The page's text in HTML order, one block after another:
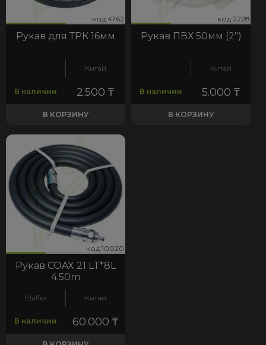
код:4762 код:4762
Рукав для ТРК 16мм
Китай
В наличии 2.500₸
В КОРЗИНУ
код:2228 код:2228
Рукав ПВХ 50мм (2")
Китай
В наличии 5.000₸
В КОРЗИНУ
код:10020
Рукав COAX 21 LT*8L
4.50m
Elaflex Китай
В наличии 60.000₸